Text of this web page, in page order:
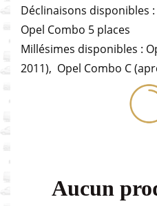
Déclinaisons disponibles
Opel Combo 5 places
Millésimes disponibles :
2011), Opel Combo C
Aucun